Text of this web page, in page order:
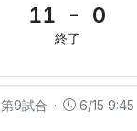
11 - 0
終了
第9試合 · 6/15 9:45